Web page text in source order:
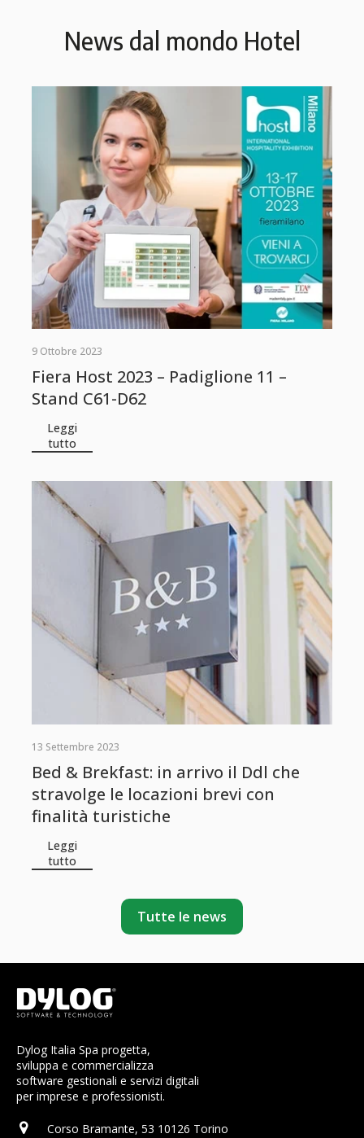
News dal mondo Hotel
9 Ottobre 2023
Fiera Host 2023 – Padiglione 11 –
Stand C61-D62
Leggi
tutto
13 Settembre 2023
Bed & Brekfast: in arrivo il Ddl che
stravolge le locazioni brevi con
finalità turistiche
Leggi
tutto
Tutte le news
Dylog Italia Spa progetta,
sviluppa e commercializza
software gestionali e servizi digitali
per imprese e professionisti.
Corso Bramante, 53 10126 Torino